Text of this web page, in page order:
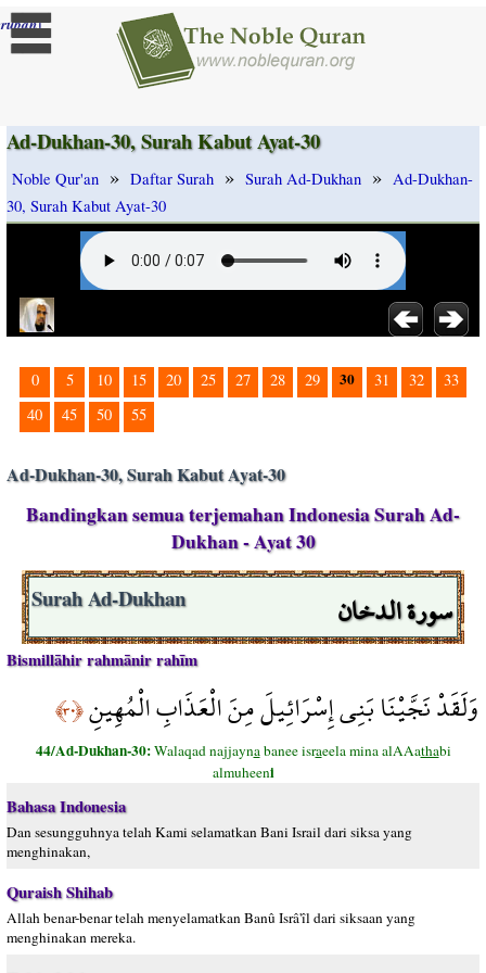
]
Ad-Dukhan-30, Surah Kabut Ayat-30
Noble Qur'an » Daftar Surah » Surah Ad-Dukhan » Ad-Dukhan-
30, Surah Kabut Ayat-30
0 5 10 15 20 25 27 28 29 30 31 32
33
40
45 50 55
Ad-Dukhan-30, Surah Kabut Ayat-30
Bandingkan semua terjemahan Indonesia Surah Ad-
Dukhan - Ayat 30
سورة الدخان Surah Ad-Dukhan
Bismillāhir rahmānir rahīm
وَلَقَدْ نَجَّيْنَا بَنِي إِسْرَائِيلَ مِنَ الْعَذَابِ الْمُهِينِ﴿٣٠﴾
44/Ad-Dukhan-30:Walaqad najjaynabanee israeela mina alAAathabi
almuheeni
Bahasa Indonesia
Dan sesungguhnya telah Kami selamatkan Bani Israil dari siksa yang
menghinakan,
Quraish Shihab
Allah benar-benar telah menyelamatkan Banû Isrâ'îl dari siksaan yang
menghinakan mereka.